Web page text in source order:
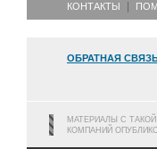
КОНТАКТЫ
ОБРАТНАЯ
МАТЕРИАЛЫ С
КОМПАНИЙ